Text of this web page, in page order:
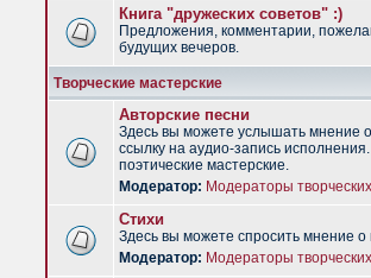
Книга "дружеских советов" :)
Предложения, комментарии,
будущих вечеров.
Творческие мастерские
Авторские песни
Здесь вы можете услышать мнение
ссылку на аудио-запись
поэтические мастерские.
Модератор: Модераторы
Стихи
Здесь вы можете спросить мнение о
Модератор: Модераторы